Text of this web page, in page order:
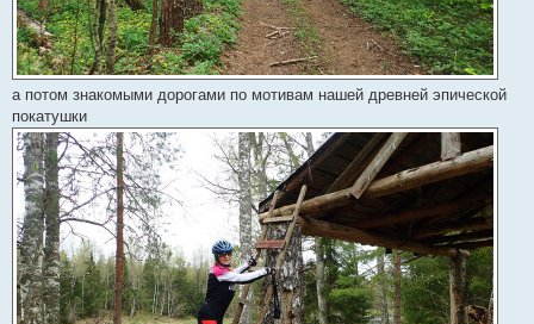
а потом знакомыми дорогами по мотивам нашей древней эпической
покатушки